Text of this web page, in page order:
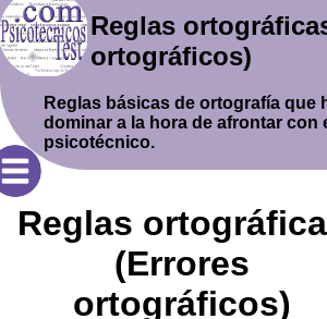
Reglas
ortográficos)
Reglas básicas de ortografía que
dominar a la hora de afrontar con
psicotécnico.
Reglas
(Errores
ortográficos)